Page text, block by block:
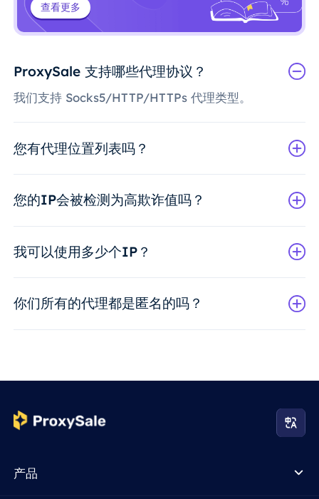
查看更多
ProxySale 支持哪些代理协议？
我们支持 Socks5/HTTP/HTTPs 代理类型。
您有代理位置列表吗？
您的IP会被检测为高欺诈值吗？
我可以使用多少个IP？
你们所有的代理都是匿名的吗？
产品